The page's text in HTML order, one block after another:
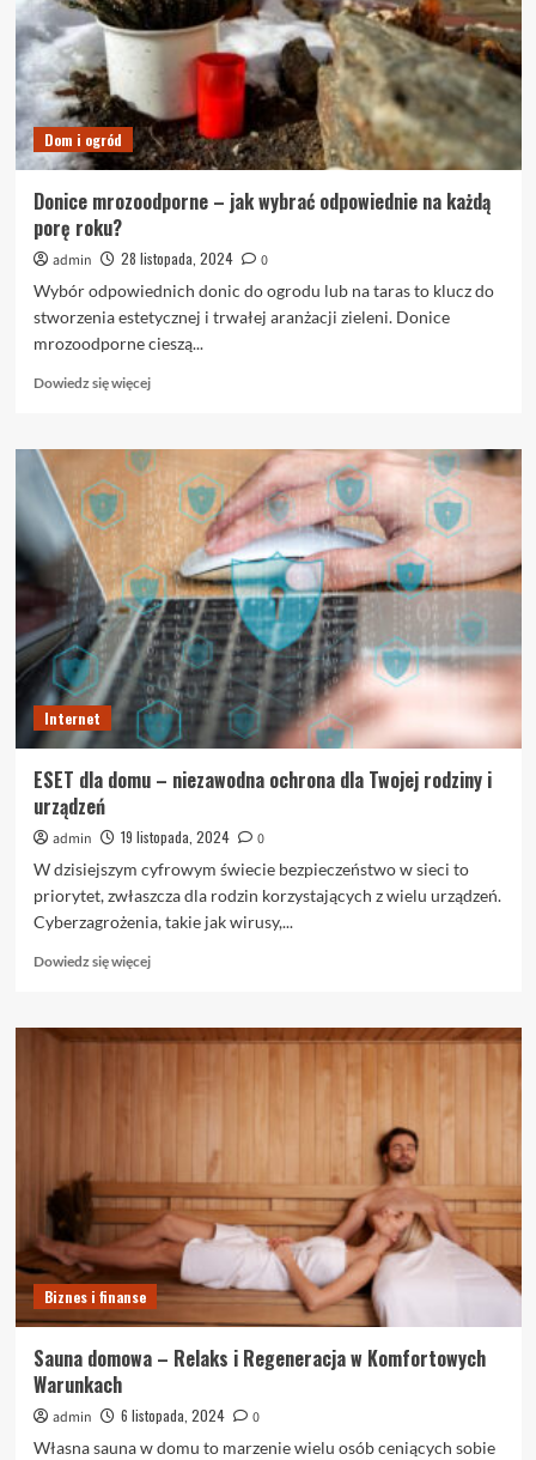
Dom i ogród
Donice mrozoodporne – jak wybrać odpowiednie na każdą
porę roku?
admin 28 listopada, 2024
0
Wybór odpowiednich donic do ogrodu lub na taras to klucz do
stworzenia estetycznej i trwałej aranżacji zieleni. Donice
mrozoodporne cieszą...
Dowiedz się więcejDowiedz
o
Donice
mrozoodporne
–
jak
wybrać
odpowiednie
na
każdą
porę
roku?
Internet
ESET dla domu – niezawodna ochrona dla Twojej rodziny i
urządzeń
admin 19 listopada, 2024
0
W dzisiejszym cyfrowym świecie bezpieczeństwo w sieci to
priorytet, zwłaszcza dla rodzin korzystających z wielu urządzeń.
Cyberzagrożenia, takie jak wirusy,...
Dowiedz się więcejDowiedz
o
ESET
dla
Twojej
rodziny
i
urządzeń
Biznes i finanse
Sauna domowa – Relaks i Regeneracja w Komfortowych
Warunkach
admin 6 listopada, 2024
0
Własna sauna w domu to marzenie wielu osób ceniących sobie